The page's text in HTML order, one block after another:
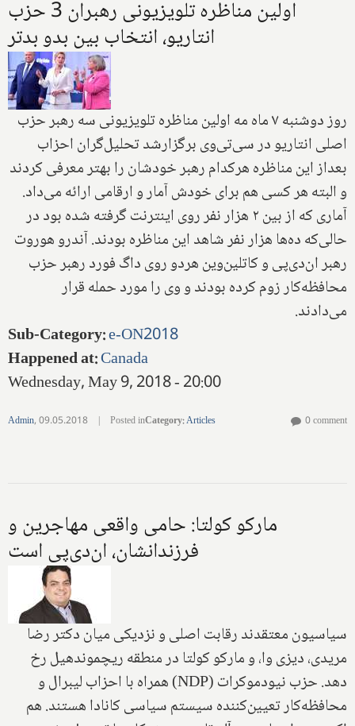
اولین مناظره تلویزیونی رهبران 3 حزب
انتاریو‌، انتخاب‌ بین بدو بدتر
روز دوشنبه ۷ ماه مه اولین مناظره تلویزیونی سه رهبر حزب
اصلی انتاریو در سی‌تی‌وی برگزارشد تحلیل‌گران احزاب
بعداز این مناظره هرکدام رهبر خودشان را بهتر معرفی کردند
و البته هر کسی هم برای خودش آمار و ارقامی ارائه می‌داد‌.
آماری که از بین ۲ هزار نفر روی اینترنت گرفته شده بود در
حالی‌که ده‌ها هزار نفر شاهد این مناظره بودند‌.‌ آندرو هوروت
رهبر ان‌دی‌پی و کاتلین‌وین هردو روی داگ فورد رهبر حزب
محافظه‌کار زوم کرده بودند و وی را مورد حمله قرار
می‌دادند‌.
Sub-Category:e-ON2018
Happened at:Canada
Wednesday, May 9, 2018 - 20:00
Admin,09.05.2018 | Posted inCategory:Articles 0 comment
مارکو کولتا: حامی واقعی مهاجرین و
فرزندانشان، ان‌دی‌پی است
سیاسیون معتقدند رقابت اصلی و نزدیکی میان دکتر رضا
مریدی، دیزی وا، و مارکو کولتا در منطقه ریچموندهیل رخ
دهد. حزب نیودموکرات (NDP) همراه با احزاب لیبرال و
محافظه‌کار تعیین‌کننده سیستم سیاسی کانادا هستند. هم